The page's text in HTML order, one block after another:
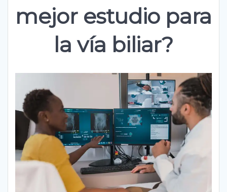
mejor estudio para
la vía biliar?